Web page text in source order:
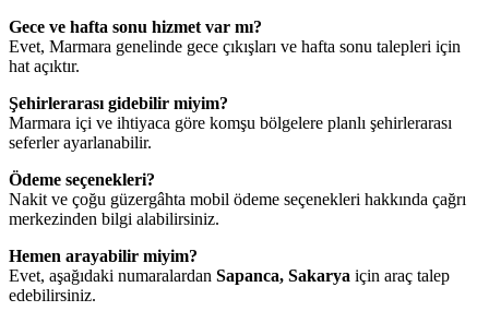
Gece ve hafta sonu hizmet var mı?
Evet, Marmara genelinde gece çıkışları ve hafta sonu talepleri için
hat açıktır.
Şehirlerarası gidebilir miyim?
Marmara içi ve ihtiyaca göre komşu bölgelere planlı şehirlerarası
seferler ayarlanabilir.
Ödeme seçenekleri?
Nakit ve çoğu güzergâhta mobil ödeme seçenekleri hakkında çağrı
merkezinden bilgi alabilirsiniz.
Hemen arayabilir miyim?
Evet, aşağıdaki numaralardan Sapanca, Sakarya için araç talep
edebilirsiniz.